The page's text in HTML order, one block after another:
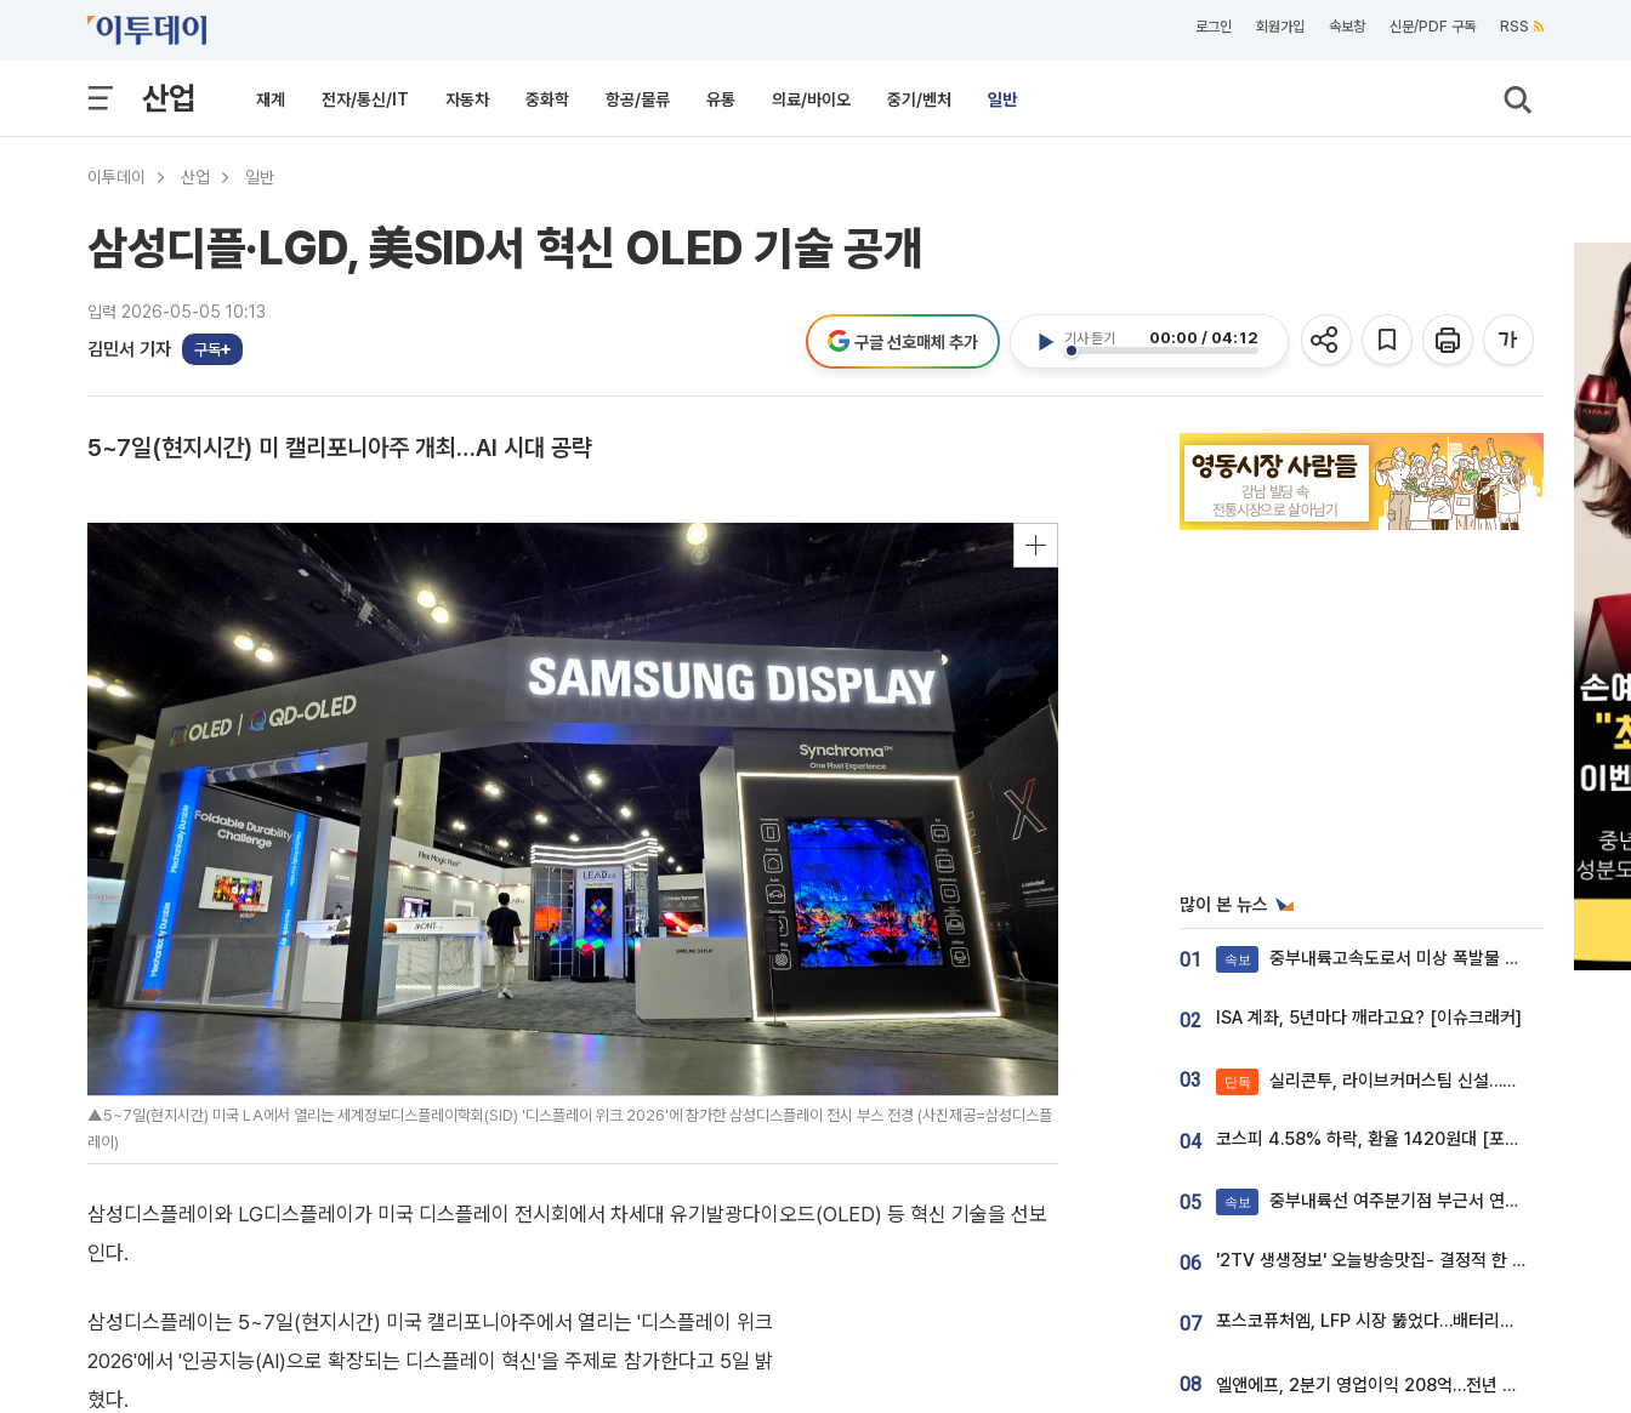
로그인 회원가입 속보창 신문/PDF 구독 RSS
산업 재계 전자/통신/IT 자동차 중화학 항공/물류 유통 의료/바이오 중기/벤처 일반
이투데이 산업 일반
삼성디플·LGD, 美SID서 혁신 OLED 기술 공개
입력 2026-05-05 10:13
김민서 기자 구독
기사 듣기 00:00 / 04:12
구글 선호매체 추가
5~7일(현지시간) 미 캘리포니아주 개최…AI 시대 공략
▲5~7일(현지시간) 미국 LA에서 열리는 세계정보디스플레이학회(SID) '디스플레이 위크 2026'에 참가한 삼성디스플레이 전시 부스 전경 (사진제공=삼성디스플
레이)
삼성디스플레이와 LG디스플레이가 미국 디스플레이 전시회에서 차세대 유기발광다이오드(OLED) 등 혁신 기술을 선보
인다.
삼성디스플레이는 5~7일(현지시간) 미국 캘리포니아주에서 열리는 '디스플레이 위크
2026'에서 '인공지능(AI)으로 확장되는 디스플레이 혁신'을 주제로 참가한다고 5일 밝
혔다.
많이 본 뉴스
01 속보 중부내륙고속도로서 미상 폭발물 발견
02 ISA 계좌, 5년마다 깨라고요? [이슈크래커]
03 단독 실리콘투, 라이브커머스팀 신설…K뷰티 ‘글로벌 판매망’ 확대[K뷰티 라방戰]
04 코스피 4.58% 하락, 환율 1420원대 [포토]
05 속보 중부내륙선 여주분기점 부근서 연이은 추돌사고 발생
06 '2TV 생생정보' 오늘방송맛집- 결정적 한 수, 3종 메밀면! 메밀 소바 맛집 '의○○○○'
07 포스코퓨처엠, LFP 시장 뚫었다…배터리사와 대규모 장기 공급 합의
08 엘앤에프, 2분기 영업이익 208억…전년 比 흑자전환